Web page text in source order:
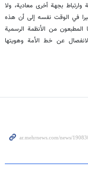
بجهة أخرى معادية، ولا
في الوقت نفسه إلى أن هذه
المطبعون من الأنظمة الرسمية
عن خط الأمة وهويتها